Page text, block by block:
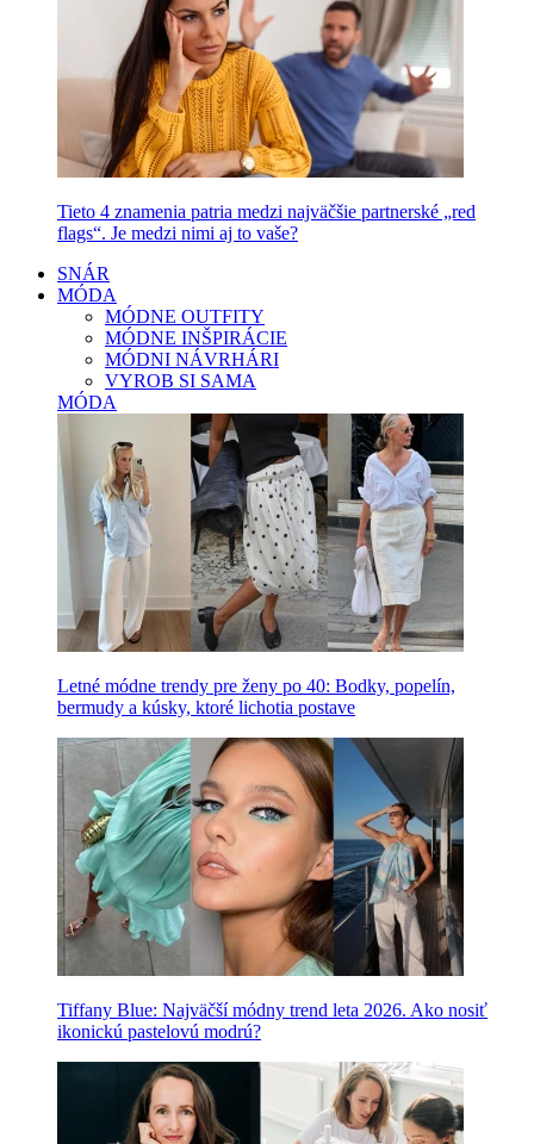
Tieto 4 znamenia patria medzi najväčšie partnerské „red
flags“. Je medzi nimi aj to vaše?
SNÁR
MÓDA
MÓDNE OUTFITY
MÓDNE INŠPIRÁCIE
MÓDNI NÁVRHÁRI
VYROB SI SAMA
MÓDA
Letné módne trendy pre ženy po 40: Bodky, popelín,
bermudy a kúsky, ktoré lichotia postave
Tiffany Blue: Najväčší módny trend leta 2026. Ako nosiť
ikonickú pastelovú modrú?